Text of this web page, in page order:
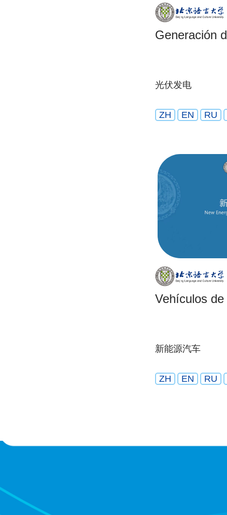
Generación
光伏发电
ZH EN RU
Vehículos
新能源汽车
ZH EN RU